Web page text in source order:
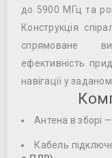
до 5900 МГц та
Конструкція
спрямоване
ефективність
навігації у
Антена в зборі
Кабель